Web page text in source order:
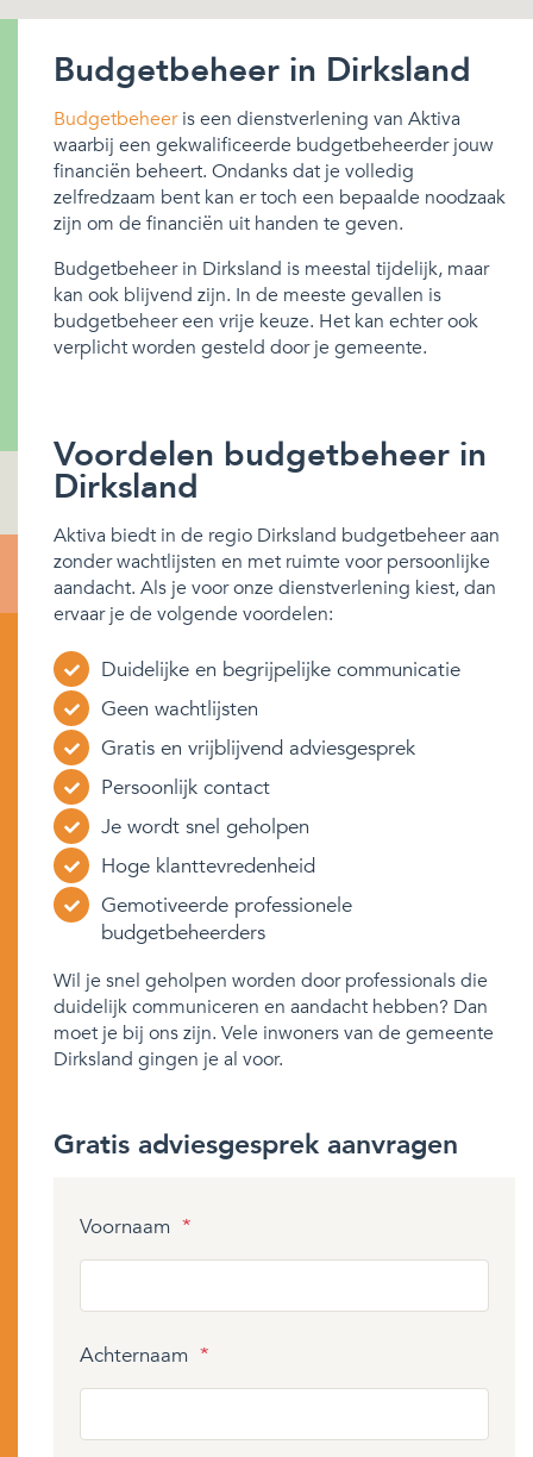
Budgetbeheer in Dirksland
Budgetbeheeris een dienstverlening van Aktiva
waarbij een gekwalificeerde budgetbeheerder jouw
financiën beheert. Ondanks dat je volledig
zelfredzaam bent kan er toch een bepaalde noodzaak
zijn om de financiën uit handen te geven.
Budgetbeheer in Dirksland is meestal tijdelijk, maar
kan ook blijvend zijn. In de meeste gevallen is
budgetbeheer een vrije keuze. Het kan echter ook
verplicht worden gesteld door je gemeente.
Voordelen budgetbeheer in
Dirksland
Aktiva biedt in de regio Dirksland budgetbeheer aan
zonder wachtlijsten en met ruimte voor persoonlijke
aandacht. Als je voor onze dienstverlening kiest, dan
ervaar je de volgende voordelen:
Duidelijke en begrijpelijke communicatie
Geen wachtlijsten
Gratis en vrijblijvend adviesgesprek
Persoonlijk contact
Je wordt snel geholpen
Hoge klanttevredenheid
Gemotiveerde professionele
budgetbeheerders
Wil je snel geholpen worden door professionals die
duidelijk communiceren en aandacht hebben? Dan
moet je bij ons zijn. Vele inwoners van de gemeente
Dirksland gingen je al voor.
Gratis adviesgesprek aanvragen
Voornaam *
Achternaam *